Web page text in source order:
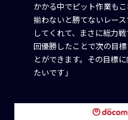
かかる中でピット作業も
揃わないと勝てないレー
してくれて、まさに総力
回優勝したことで次の目
とができます。その目標
たいです」